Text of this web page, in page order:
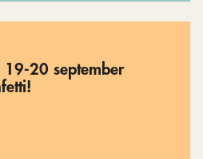
19-20 september